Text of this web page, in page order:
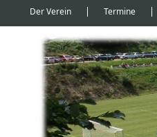
Der Verein Termine